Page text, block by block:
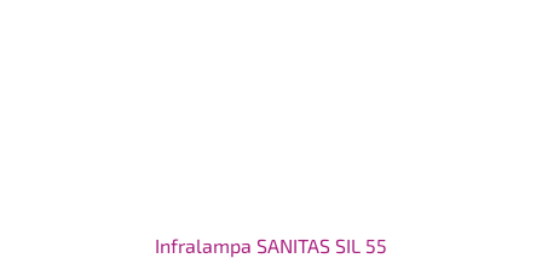
Infralampa SANITAS SIL 55